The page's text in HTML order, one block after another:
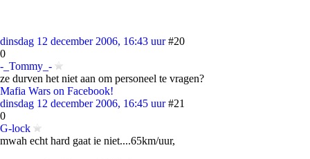
dinsdag 12 december 2006, 16:43 uur #20
0
-_Tommy_-
ze durven het niet aan om personeel te vragen?
Mafia Wars on Facebook!
dinsdag 12 december 2006, 16:45 uur #21
0
G-lock
mwah echt hard gaat ie niet....65km/uur,